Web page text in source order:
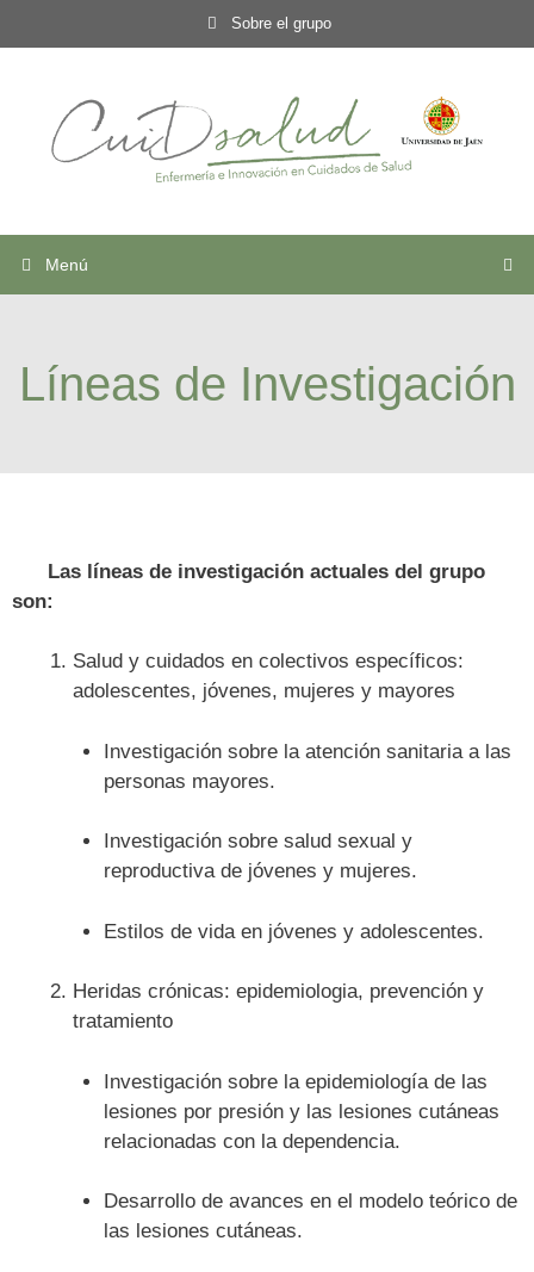
Sobre el grupo
Menú
Líneas de Investigación
Las líneas de investigación actuales del grupo
son:
Salud y cuidados en colectivos específicos:
adolescentes, jóvenes, mujeres y mayores
Investigación sobre la atención sanitaria a las
personas mayores.
Investigación sobre salud sexual y
reproductiva de jóvenes y mujeres.
Estilos de vida en jóvenes y adolescentes.
Heridas crónicas: epidemiologia, prevención y
tratamiento
Investigación sobre la epidemiología de las
lesiones por presión y las lesiones cutáneas
relacionadas con la dependencia.
Desarrollo de avances en el modelo teórico de
las lesiones cutáneas.